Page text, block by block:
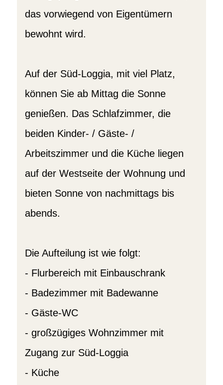
das vorwiegend von Eigentümern
bewohnt wird.
Auf der Süd-Loggia, mit viel Platz,
können Sie ab Mittag die Sonne
genießen. Das Schlafzimmer, die
beiden Kinder- / Gäste- /
Arbeitszimmer und die Küche liegen
auf der Westseite der Wohnung und
bieten Sonne von nachmittags bis
abends.
Die Aufteilung ist wie folgt:
- Flurbereich mit Einbauschrank
- Badezimmer mit Badewanne
- Gäste-WC
- großzügiges Wohnzimmer mit
Zugang zur Süd-Loggia
- Küche